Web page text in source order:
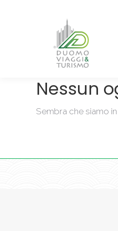
Nessun
Sembra che siamo